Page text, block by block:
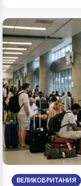
ВЕЛИКОБРИТАНИЯ